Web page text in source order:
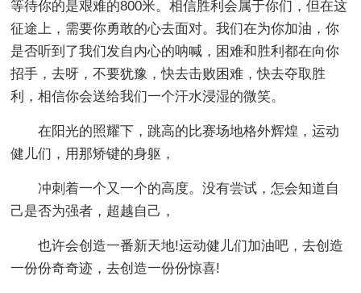
等待你的是艰难的800米。相信胜利会属于你们，但在这
征途上，需要你勇敢的心去面对。我们在为你加油，你
是否听到了我们发自内心的呐喊，困难和胜利都在向你
招手，去呀，不要犹豫，快去击败困难，快去夺取胜
利，相信你会送给我们一个汗水浸湿的微笑。
在阳光的照耀下，跳高的比赛场地格外辉煌，运动
健儿们，用那矫键的身躯，
冲刺着一个又一个的高度。没有尝试，怎会知道自
己是否为强者，超越自己，
也许会创造一番新天地!运动健儿们加油吧，去创造
一份份奇奇迹，去创造一份份惊喜!